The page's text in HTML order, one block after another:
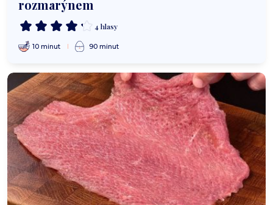
rozmarýnem
4 hlasy
10 minut 90 minut